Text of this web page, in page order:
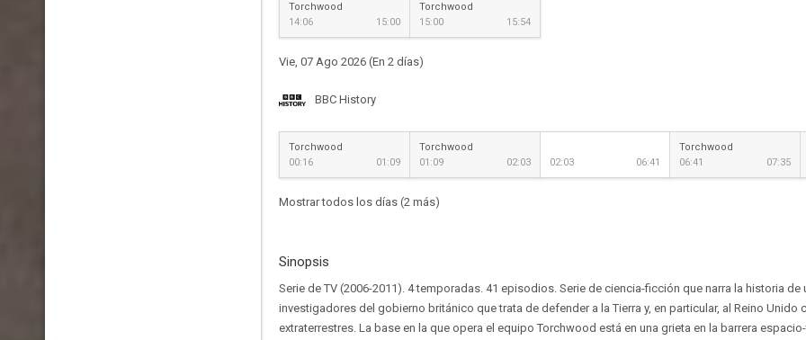
Torchwood
14:06
15:00
Torchwood
15:00
15:54
Vie, 07 Ago 2026 (En 2 días)
BBC History
Torchwood
00:16
01:09
Torchwood
01:09
02:03 02:03 06:41
Torchwood
06:41
07:35
Mostrar todos los días (2 más)
Sinopsis
Serie de TV (2006-2011). 4 temporadas. 41 episodios. Serie de ciencia-ficción que narra la historia de
investigadores del gobierno británico que trata de defender a la Tierra y, en particular, al Reino Unido
extraterrestres. La base en la que opera el equipo Torchwood está en una grieta en la barrera